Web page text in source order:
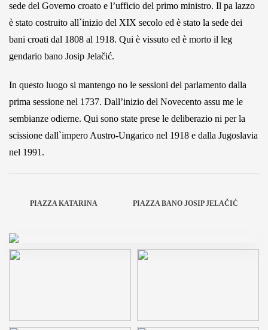
sede del Governo croato e l’ufficio del primo ministro. Il pa lazzo
è stato costruito all`inizio del XIX secolo ed è stato la sede dei
bani croati dal 1808 al 1918. Qui è vissuto ed è morto il leg
gendario bano Josip Jelačić.
In questo luogo si mantengo no le sessioni del parlamento dalla
prima sessione nel 1737. Dall’inizio del Novecento assu me le
sembianze odierne. Qui sono state prese le deliberazio ni per la
scissione dall`impero Austro-Ungarico nel 1918 e dalla Jugoslavia
nel 1991.
PIAZZA KATARINA PIAZZA BANO JOSIP JELAČIĆ